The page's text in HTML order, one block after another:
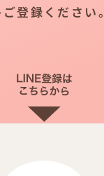
登録ください。